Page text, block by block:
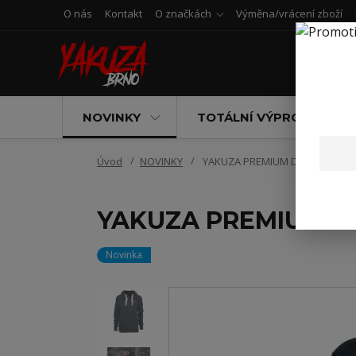
O nás Kontakt O značkách Výměna/vrácení zboží
NOVINKY TOTÁLNÍ VÝPRODEJ
Úvod NOVINKY YAKUZA PREMIUM DÁMSKA
YAKUZA PREMIUM
Novinka